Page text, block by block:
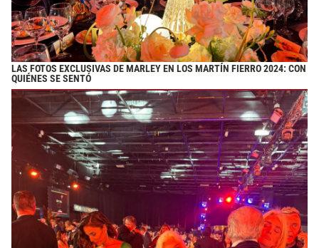
LAS FOTOS EXCLUSIVAS DE MARLEY EN LOS MARTÍN FIERRO 2024: CON
QUIÉNES SE SENTÓ